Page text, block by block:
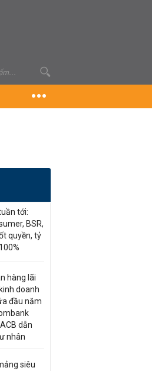
tới:
BSR,
quyền, tỷ
hàng lãi
doanh
đầu năm
dẫn
nhân
siêu